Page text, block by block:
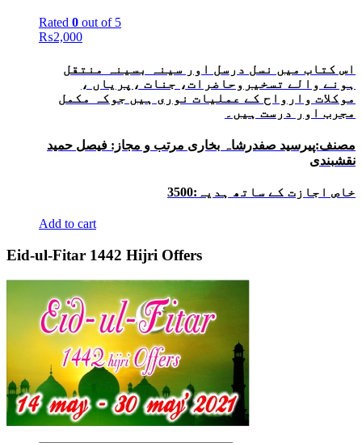
Rated 0 out of 5
₨2,000
اس کتاب میں نسل درسل اور سینہ بسینہ منتقل
ہونے والے تسخیروحاضرات، جنات ، پریاں ،
موکلات وارواح کے عملیات نوری ہیں جوکہ مکمل
مجرب اور درست ہیں۔
مصنف:پیرسید صفدرشاہ بخاری مرتب و مجاز: فیصل حمید
نقشبندی
خاص اجازت کے ساتھ ہدیہ:3500
Add to cart
Eid-ul-Fitar 1442 Hijri Offers